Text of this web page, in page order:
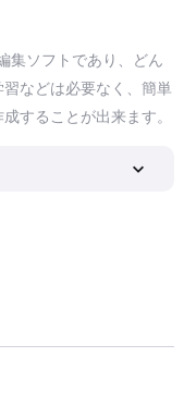
集ソフトであり、どん
などは必要なく、簡単
することが出来ます。